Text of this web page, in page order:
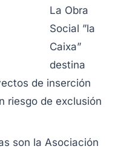
La Obra
Social ”la
Caixa”
destina
de inserción
riesgo de exclusión
son la Asociación